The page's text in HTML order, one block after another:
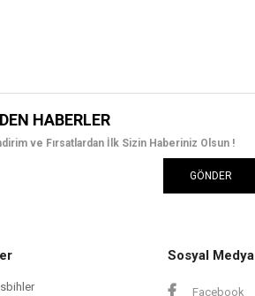
HABERLER
ve Fırsatlardan İlk Sizin Haberiniz Olsun !
GÖNDER
Sosyal Medya
Facebook